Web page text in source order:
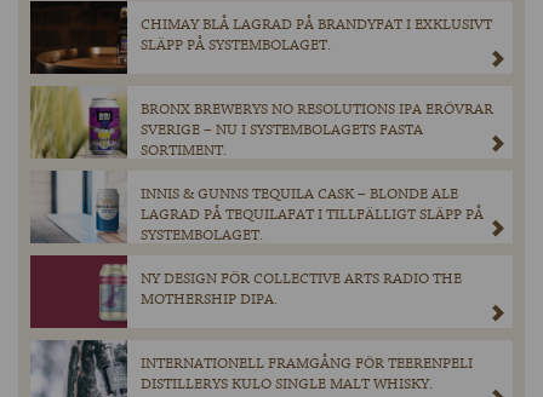
CHIMAY BLÅ LAGRAD PÅ BRANDYFAT I EXKLUSIVT
SLÄPP PÅ SYSTEMBOLAGET.
BRONX BREWERYS NO RESOLUTIONS IPA ERÖVRAR
SVERIGE – NU I SYSTEMBOLAGETS FASTA
SORTIMENT.
INNIS & GUNNS TEQUILA CASK – BLONDE ALE
LAGRAD PÅ TEQUILAFAT I TILLFÄLLIGT SLÄPP PÅ
SYSTEMBOLAGET.
NY DESIGN FÖR COLLECTIVE ARTS RADIO THE
MOTHERSHIP DIPA.
INTERNATIONELL FRAMGÅNG FÖR TEERENPELI
DISTILLERYS KULO SINGLE MALT WHISKY.